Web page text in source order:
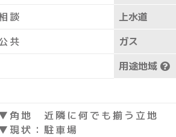
談 上水道
共 ガス
用途地域
角地 近隣に何でも揃う立地
現状：駐車場